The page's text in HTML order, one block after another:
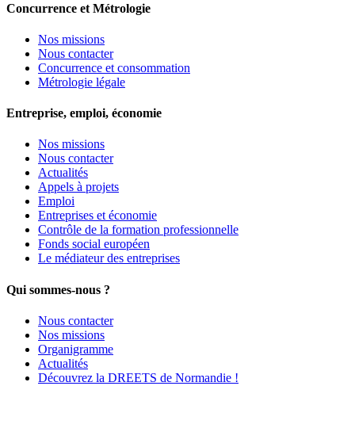
Concurrence et Métrologie
Nos missions
Nous contacter
Concurrence et consommation
Métrologie légale
Entreprise, emploi, économie
Nos missions
Nous contacter
Actualités
Appels à projets
Emploi
Entreprises et économie
Contrôle de la formation professionnelle
Fonds social européen
Le médiateur des entreprises
Qui sommes-nous ?
Nous contacter
Nos missions
Organigramme
Actualités
Découvrez la DREETS de Normandie !